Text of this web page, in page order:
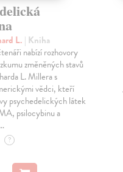
L. | Kniha
nabízí rozhovory
změněných stavů
L. Millera s
vědci, kteří
psychedelických látek
psilocybinu a
?